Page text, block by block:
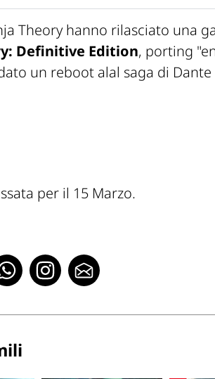
Theory hanno rilasciato una
Definitive Edition, porting
un reboot alal saga di
per il 15 Marzo.